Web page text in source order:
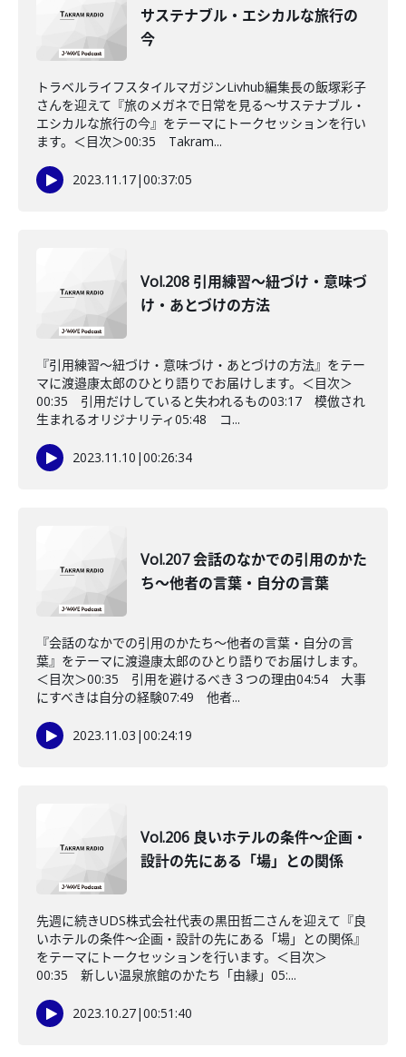
サステナブル・エシカルな旅行の
今
トラベルライフスタイルマガジンLivhub編集長の飯塚彩子
さんを迎えて『旅のメガネで日常を見る〜サステナブル・
エシカルな旅行の今』をテーマにトークセッションを行い
ます。＜目次＞00:35 Takram...
2023.11.17|00:37:05
Vol.208 引用練習〜紐づけ・意味づ
け・あとづけの方法
『引用練習〜紐づけ・意味づけ・あとづけの方法』をテー
マに渡邉康太郎のひとり語りでお届けします。＜目次＞
00:35 引用だけしていると失われるもの03:17 模倣され
生まれるオリジナリティ05:48 コ...
2023.11.10 |00:26:34
Vol.207 会話のなかでの引用のかた
ち〜他者の言葉・自分の言葉
『会話のなかでの引用のかたち〜他者の言葉・自分の言
葉』をテーマに渡邉康太郎のひとり語りでお届けします。
＜目次＞00:35 引用を避けるべき３つの理由04:54 大事
にすべきは自分の経験07:49 他者...
2023.11.03 |00:24:19
Vol.206 良いホテルの条件〜企画・
設計の先にある「場」との関係
先週に続きUDS株式会社代表の黒田哲二さんを迎えて『良
いホテルの条件〜企画・設計の先にある「場」との関係』
をテーマにトークセッションを行います。＜目次＞
00:35 新しい温泉旅館のかたち「由縁」05:...
2023.10.27|00:51:40